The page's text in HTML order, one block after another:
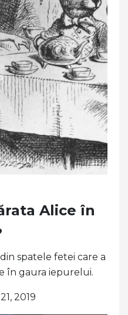
Alice în
spatele fetei care a
în gaura iepurelui.
2019